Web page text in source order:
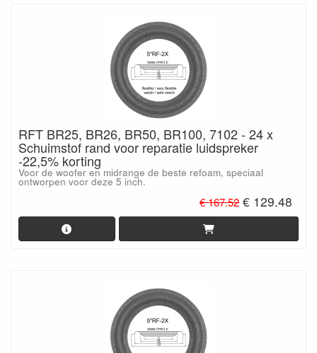
RFT BR25, BR26, BR50, BR100, 7102 - 24 x
Schuimstof rand voor reparatie luidspreker
-22,5% korting
Voor de woofer en midrange de beste refoam, speciaal
ontworpen voor deze 5 inch.
€ 167.52 € 129.48